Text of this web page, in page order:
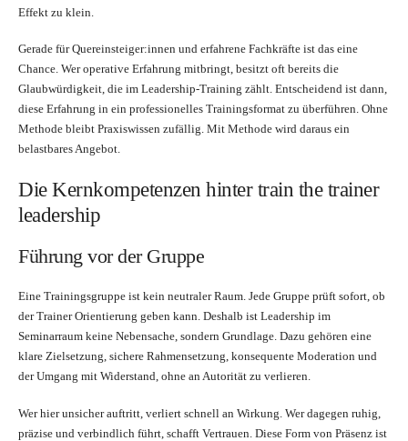
Effekt zu klein.
Gerade für Quereinsteiger:innen und erfahrene Fachkräfte ist das eine
Chance. Wer operative Erfahrung mitbringt, besitzt oft bereits die
Glaubwürdigkeit, die im Leadership-Training zählt. Entscheidend ist dann,
diese Erfahrung in ein professionelles Trainingsformat zu überführen. Ohne
Methode bleibt Praxiswissen zufällig. Mit Methode wird daraus ein
belastbares Angebot.
Die Kernkompetenzen hinter train the trainer
leadership
Führung vor der Gruppe
Eine Trainingsgruppe ist kein neutraler Raum. Jede Gruppe prüft sofort, ob
der Trainer Orientierung geben kann. Deshalb ist Leadership im
Seminarraum keine Nebensache, sondern Grundlage. Dazu gehören eine
klare Zielsetzung, sichere Rahmensetzung, konsequente Moderation und
der Umgang mit Widerstand, ohne an Autorität zu verlieren.
Wer hier unsicher auftritt, verliert schnell an Wirkung. Wer dagegen ruhig,
präzise und verbindlich führt, schafft Vertrauen. Diese Form von Präsenz ist